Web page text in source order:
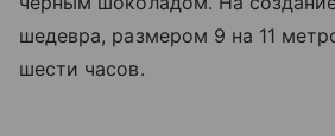
шедевра, размером 9 на 11
шести часов.